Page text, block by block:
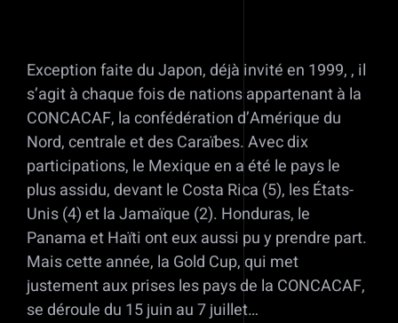
Exception faite du Japon, déjà invité en 1999, , il
s’agit à chaque fois de nations appartenant à la
CONCACAF, la confédération d’Amérique du
Nord, centrale et des Caraïbes. Avec dix
participations, le Mexique en a été le pays le
plus assidu, devant le Costa Rica (5), les États-
Unis (4) et la Jamaïque (2). Honduras, le
Panama et Haïti ont eux aussi pu y prendre part.
Mais cette année, la Gold Cup, qui met
justement aux prises les pays de la CONCACAF,
se déroule du 15 juin au 7 juillet…